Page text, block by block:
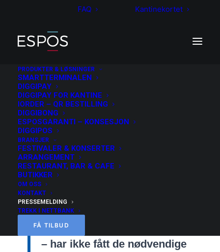
FAQ Kantinekortet
PRODUKTER & LØSNINGER
SMARTTERMINALEN
DIGGIPAY
DIGGIPAY FOR KANTINE
IORDER – QR BESTILLING
DIGGIBONG
ESPOSGARANTI – KONSESJON
DIGGIPOS
BRANSJER
FESTIVALER & KONSERTER
ARRANGEMENT
RESTAURANT, BAR & CAFE
BUTIKKER
OM OSS
KONTAKT
PRESSEMELDING
TREKK I NETTBANK
FÅ TILBUD
Pressemelding
PRESSEMELDING – 19. MAI 2026
Espos Norge
avslutter Perx-
prosess
– har ikke fått de nødvendige